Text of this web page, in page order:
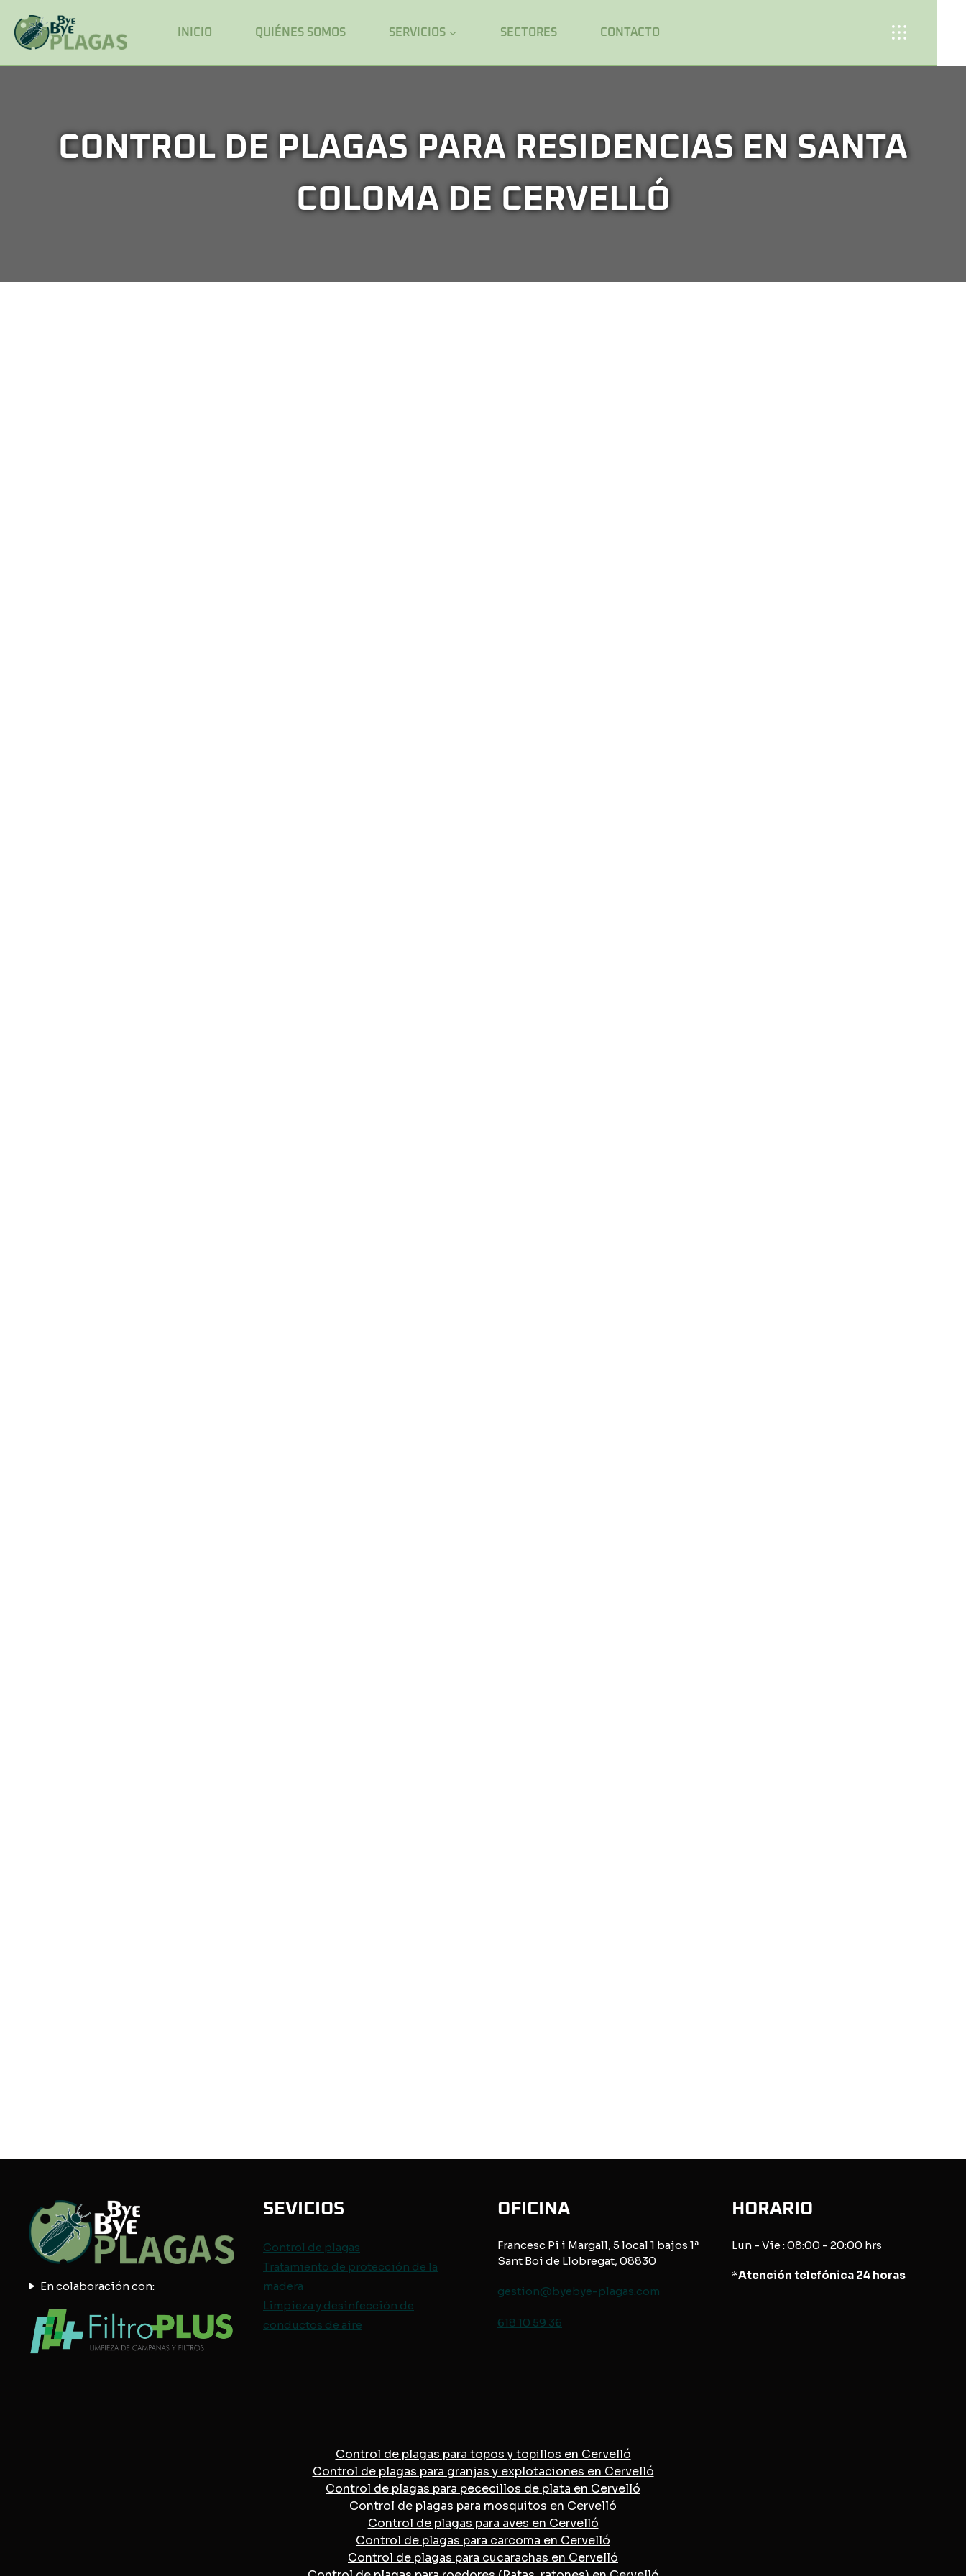
INICIO QUIÉNES SOMOS SERVICIOS SECTORES CONTACTO
CONTROL DE PLAGAS PARA RESIDENCIAS EN SANTA
COLOMA DE CERVELLÓ
En colaboración con:
SEVICIOS
Control de plagas
Tratamiento de protección de la
madera
Limpieza y desinfección de
conductos de aire
OFICINA
Francesc Pi i Margall, 5 local 1 bajos 1ª
Sant Boi de Llobregat, 08830
gestion@byebye-plagas.com
618 10 59 36
HORARIO
Lun - Vie : 08:00 - 20:00 hrs
*Atención telefónica 24 horas
Control de plagas para topos y topillos en Cervelló
Control de plagas para granjas y explotaciones en Cervelló
Control de plagas para pececillos de plata en Cervelló
Control de plagas para mosquitos en Cervelló
Control de plagas para aves en Cervelló
Control de plagas para carcoma en Cervelló
Control de plagas para cucarachas en Cervelló